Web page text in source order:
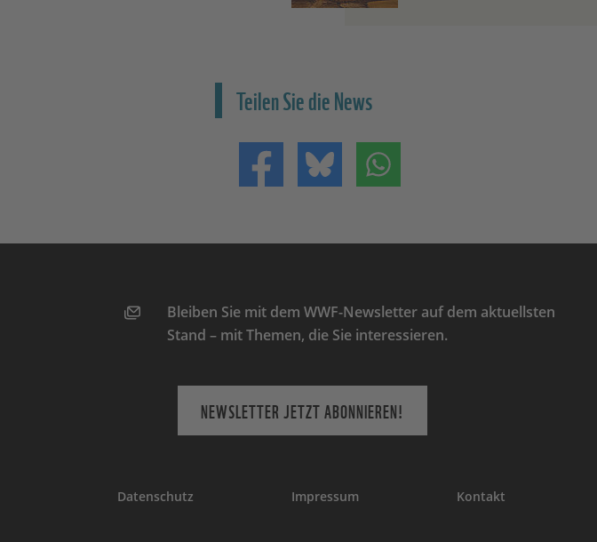
Teilen Sie die News
Teilen auf FacebookTeilen auf Bluesky
Bleiben Sie mit dem WWF-Newsletter auf dem aktuellsten
Stand – mit Themen, die Sie interessieren.
NEWSLETTER JETZT ABONNIEREN!
Datenschutz Impressum Kontakt